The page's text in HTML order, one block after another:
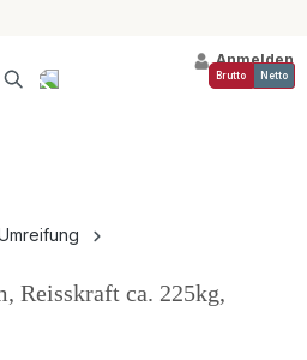
Anmelden
Brutto Netto
Reisskraft ca. 225kg,